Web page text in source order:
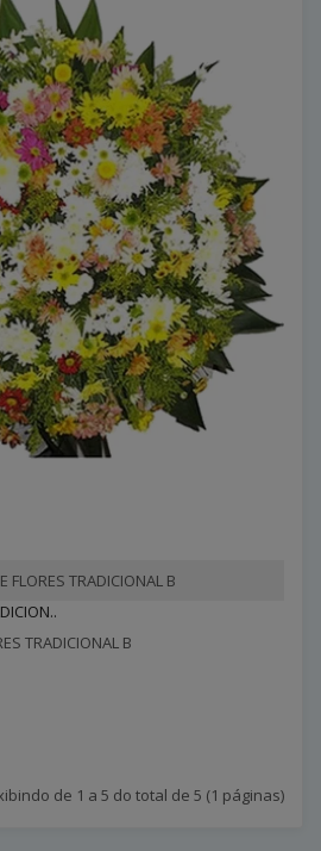
FLORES TRADICIONAL B
TRADICIONAL B
de 1 a 5 do total de 5 (1 páginas)